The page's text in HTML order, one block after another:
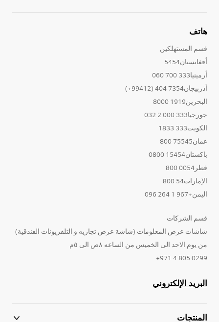
هاتف
قسم المستهلكين
أفغانستان5454
أرمينيا333 700 060
أذربيجان7354 404 (99412+)
البحرين1919 8000
جورجيا333 000 2 032
الكويت333 1833
عمان75545 800
باكستان15454 0800
قطر0054 800
الإمارات54 800
اليمن+967 1 264 096
قسم الشركات
شاشات عرض المعلومات (شاشة عرض تجاريه و التلفزيونات الفندقية)
من يوم الاحد الى الخميس من الساعه ٨ص الى ٥م
0299 805 4 971+
البريد الإلكتروني
المنتجات